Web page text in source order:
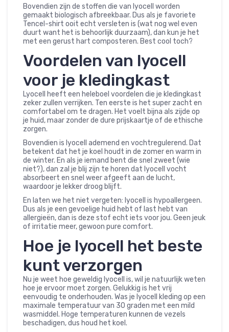
Bovendien zijn de stoffen die van lyocell worden
gemaakt biologisch afbreekbaar. Dus als je favoriete
Tencel-shirt ooit echt versleten is (wat nog wel even
duurt want het is behoorlijk duurzaam), dan kun je het
met een gerust hart composteren. Best cool toch?
Voordelen van lyocell
voor je kledingkast
Lyocell heeft een heleboel voordelen die je kledingkast
zeker zullen verrijken. Ten eerste is het super zacht en
comfortabel om te dragen. Het voelt bijna als zijde op
je huid, maar zonder de dure prijskaartje of de ethische
zorgen.
Bovendien is lyocell ademend en vochtregulerend. Dat
betekent dat het je koel houdt in de zomer en warm in
de winter. En als je iemand bent die snel zweet (wie
niet?), dan zal je blij zijn te horen dat lyocell vocht
absorbeert en snel weer afgeeft aan de lucht,
waardoor je lekker droog blijft.
En laten we het niet vergeten: lyocell is hypoallergeen.
Dus als je een gevoelige huid hebt of last hebt van
allergieën, dan is deze stof echt iets voor jou. Geen jeuk
of irritatie meer, gewoon pure comfort.
Hoe je lyocell het beste
kunt verzorgen
Nu je weet hoe geweldig lyocell is, wil je natuurlijk weten
hoe je ervoor moet zorgen. Gelukkig is het vrij
eenvoudig te onderhouden. Was je lyocell kleding op een
maximale temperatuur van 30 graden met een mild
wasmiddel. Hoge temperaturen kunnen de vezels
beschadigen, dus houd het koel.